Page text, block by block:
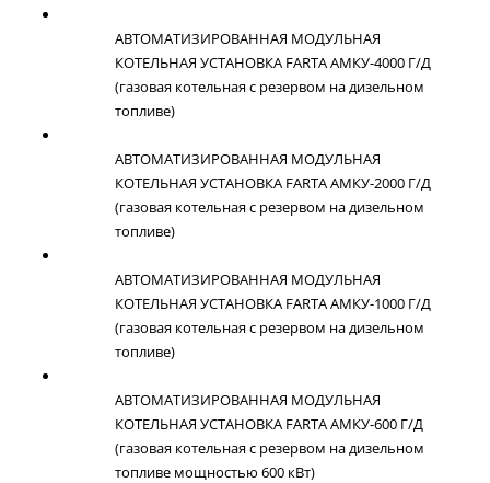
АВТОМАТИЗИРОВАННАЯ МОДУЛЬНАЯ
КОТЕЛЬНАЯ УСТАНОВКА FARTA АМКУ-4000 Г/Д
(газовая котельная с резервом на дизельном
топливе)
АВТОМАТИЗИРОВАННАЯ МОДУЛЬНАЯ
КОТЕЛЬНАЯ УСТАНОВКА FARTA АМКУ-2000 Г/Д
(газовая котельная с резервом на дизельном
топливе)
АВТОМАТИЗИРОВАННАЯ МОДУЛЬНАЯ
КОТЕЛЬНАЯ УСТАНОВКА FARTA АМКУ-1000 Г/Д
(газовая котельная с резервом на дизельном
топливе)
АВТОМАТИЗИРОВАННАЯ МОДУЛЬНАЯ
КОТЕЛЬНАЯ УСТАНОВКА FARTA АМКУ-600 Г/Д
(газовая котельная с резервом на дизельном
топливе мощностью 600 кВт)